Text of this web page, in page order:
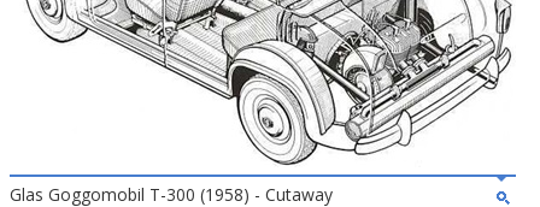
Glas Goggomobil T-300 (1958) - Cutaway